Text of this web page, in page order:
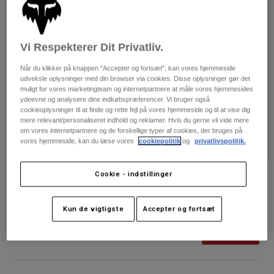
Jakker
Handsker
Beskyttelser
Sokker
Bukser
Handsker
Jakker
Protections
Briller
Sokker
Spare parts
Skjorter
Women
T-Shirts & Tops
Hoodies og sweatre
Guards
Goggles
Socks
Se alle
Moto
Helmets
Jerseys
Pants
Gloves
Boundary Legging
28693
Vi Respekterer Dit Privatliv.
Når du klikker på knappen "Accepter og fortsæt", kan vores hjemmeside
udveksle oplysninger med din browser via cookies. Disse oplysninger gør det
muligt for vores marketingteam og internetpartnere at måle vores hjemmesides
ydeevne og analysere dine indkøbspræferencer. Vi bruger også
cookieoplysninger til at finde og rette fejl på vores hjemmeside og til at vise dig
mere relevant/personaliseret indhold og reklamer. Hvis du gerne vil vide mere
om vores internetpartnere og de forskellige typer af cookies, der bruges på
vores hjemmeside, kan du læse vores
cookiepolitik og privatlivspolitik.
Cookie - indstillinger
Kun de vigtigste Accepter og fortsæt